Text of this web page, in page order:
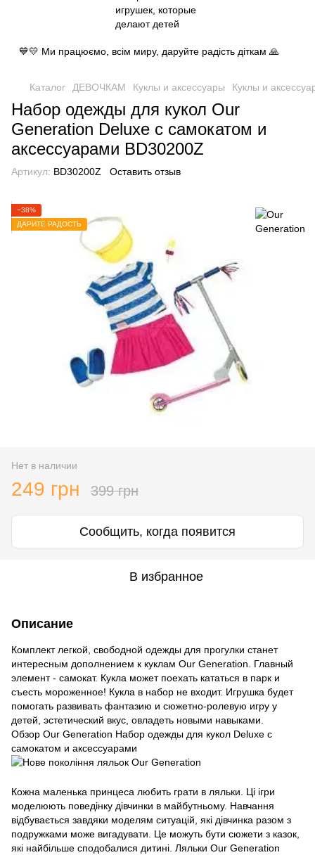
💙💛 Ми працюємо, всім миру, даруйте радість діткам 🙏
Каталог ДЕВОЧКАМ Куклы и аксессуары Куклы и
Набор одежды для кукол Our
Generation Deluxe с самокатом и
аксессуарами BD30200Z
Артикул: BD30200Z Оставить отзыв
−38%
ДАРИТЕ РАДОСТЬ
Нет в наличии
249 грн 399 грн
Сообщить, когда появится
В избранное
Описание
Комплект легкой, свободной одежды для прогулки станет
интересным дополнением к куклам Our Generation. Главный
элемент - самокат. Кукла может поехать кататься в парк и
съесть мороженное! Кукла в набор не входит. Игрушка будет
помогать развивать фантазию и сюжетно-ролевую игру у
детей, эстетический вкус, овладеть новыми навыками.
Обзор Our Generation Набор одежды для кукол Deluxe с
самокатом и аксессуарами
Кожна маленька принцеса любить грати в ляльки. Ці ігри
моделюють поведінку дівчинки в майбутньому. Навчання
відбувається завдяки моделям ситуацій, які дівчинка разом з
подружками може вигадувати. Це можуть бути сюжети з казок,
які найбільше сподобалися дитині. Ляльки Our Generation